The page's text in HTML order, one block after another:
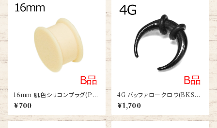
16mm 肌色シリコンプラグ(PL
-SL004-020-16m)
¥700
4G バッファロークロウ(BKSS-
BF002-4G-BK)
¥1,700